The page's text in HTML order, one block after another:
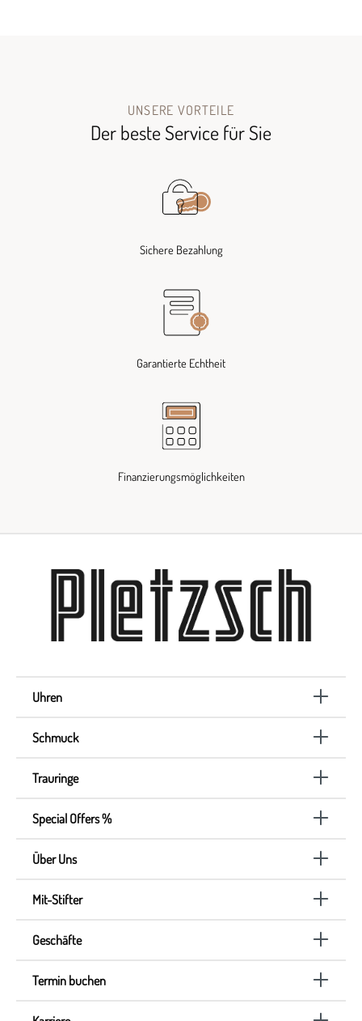
UNSERE VORTEILE
Der beste Service für Sie
Sichere Bezahlung
Garantierte Echtheit
Finanzierungsmöglichkeiten
Uhren
Schmuck
Trauringe
Special Offers %
Über Uns
Mit-Stifter
Geschäfte
Termin buchen